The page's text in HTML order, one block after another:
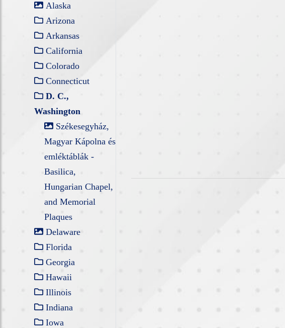
Alaska
Arizona
Arkansas
California
Colorado
Connecticut
D. C.,
Washington
Székesegyház,
Magyar Kápolna és
emléktáblák -
Basilica,
Hungarian Chapel,
and Memorial
Plaques
Delaware
Florida
Georgia
Hawaii
Illinois
Indiana
Iowa